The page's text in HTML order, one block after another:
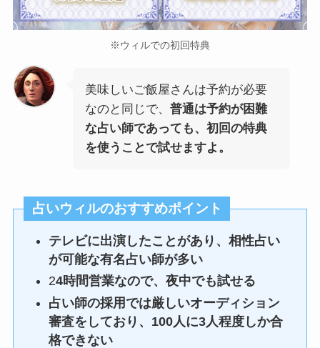
※ウィルでの初回特典
美味しいご飯屋さんは予約が必要
なのと同じで、 普通は予約が困難
な占い師であっても、初回の特典
を使うことで試せますよ。
占いウィルのおすすめポイント
テレビに出演したことがあり、相性占い
が可能な有名占い師が多い
24時間営業なので、夜中でも試せる
占い師の採用では厳しいオーディション
審査をしており、100人に3人程度しか合
格できない